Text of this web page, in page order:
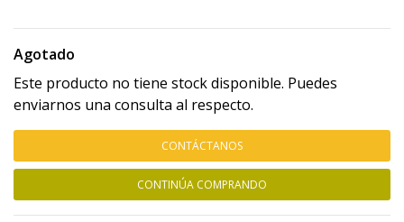
Agotado
Este producto no tiene stock disponible. Puedes
enviarnos una consulta al respecto.
CONTÁCTANOS
CONTINÚA COMPRANDO